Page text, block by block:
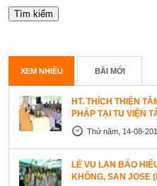
XEM NHIỀU BÀI MỚI
HT. THÍCH THIỆN
PHÁP TẠI TU VIỆN
Thứ năm, 14-08-
LỄ VU LAN BÁO
KHÔNG, SAN JOSE